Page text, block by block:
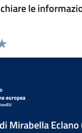
le
5 stelle su 5
4 stelle su 5
su 5
su 5
5
Mirabella Eclano